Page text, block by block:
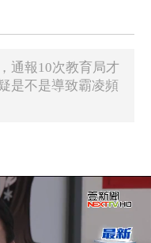
通報10次教育局才
是不是導致霸凌頻